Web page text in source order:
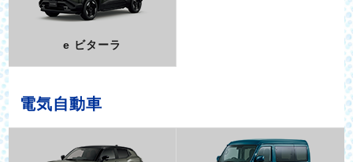
e ビターラ
電気自動車